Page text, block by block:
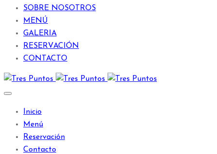
SOBRE NOSOTROS
MENÚ
GALERIA
RESERVACIÓN
CONTACTO
Inicio
Menú
Reservación
Contacto